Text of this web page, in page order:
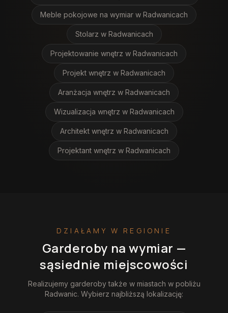
Meble pokojowe na wymiar w Radwanicach
Stolarz w Radwanicach
Projektowanie wnętrz w Radwanicach
Projekt wnętrz w Radwanicach
Aranżacja wnętrz w Radwanicach
Wizualizacja wnętrz w Radwanicach
Architekt wnętrz w Radwanicach
Projektant wnętrz w Radwanicach
DZIAŁAMY W REGIONIE
Garderoby na wymiar —
sąsiednie miejscowości
Realizujemy garderobytakże w miastach w pobliżu
Radwanic. Wybierz najbliższą lokalizację: